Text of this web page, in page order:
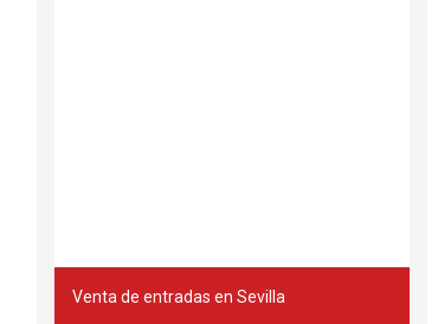
Venta de entradas en Sevilla